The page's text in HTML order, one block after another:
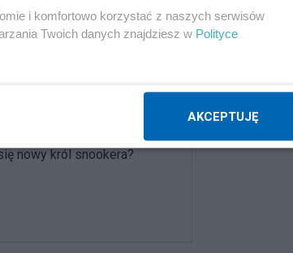
nowy król snookera?
Napisz notkę
i komfortowo korzystać z naszych serwisów
Twoich danych znajdziesz w Polityce
AKCEPTUJĘ